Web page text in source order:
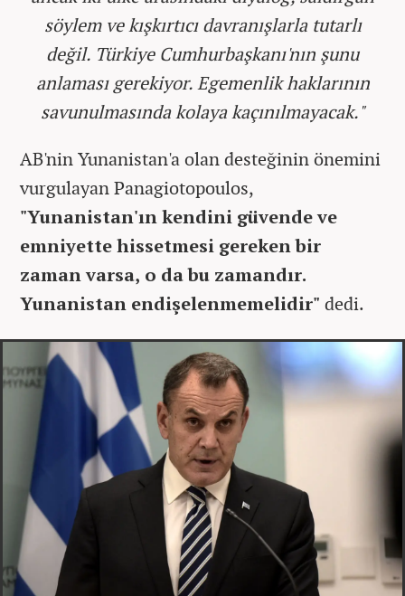
söylem ve kışkırtıcı davranışlarla tutarlı
değil. Türkiye Cumhurbaşkanı'nın şunu
anlaması gerekiyor. Egemenlik haklarının
savunulmasında kolaya kaçınılmayacak."
AB'nin Yunanistan'a olan desteğinin önemini
vurgulayan Panagiotopoulos,
"Yunanistan'ın kendini güvende ve
emniyette hissetmesi gereken bir
zaman varsa, o da bu zamandır.
Yunanistan endişelenmemelidir" dedi.